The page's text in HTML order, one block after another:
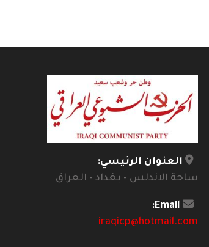
العنوان الرئيسي:
ساحة الاندلس - بغداد - العراق
Email:
iraqicp@hotmail.com